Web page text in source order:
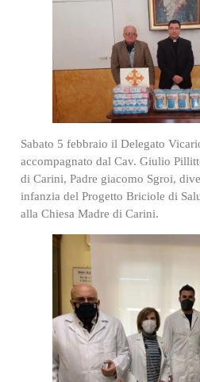
Sabato 5 febbraio il Delegato
accompagnato dal Cav. Giulio
di Carini, Padre giacomo Sgroi,
infanzia del Progetto Briciole di
alla Chiesa Madre di Carini.